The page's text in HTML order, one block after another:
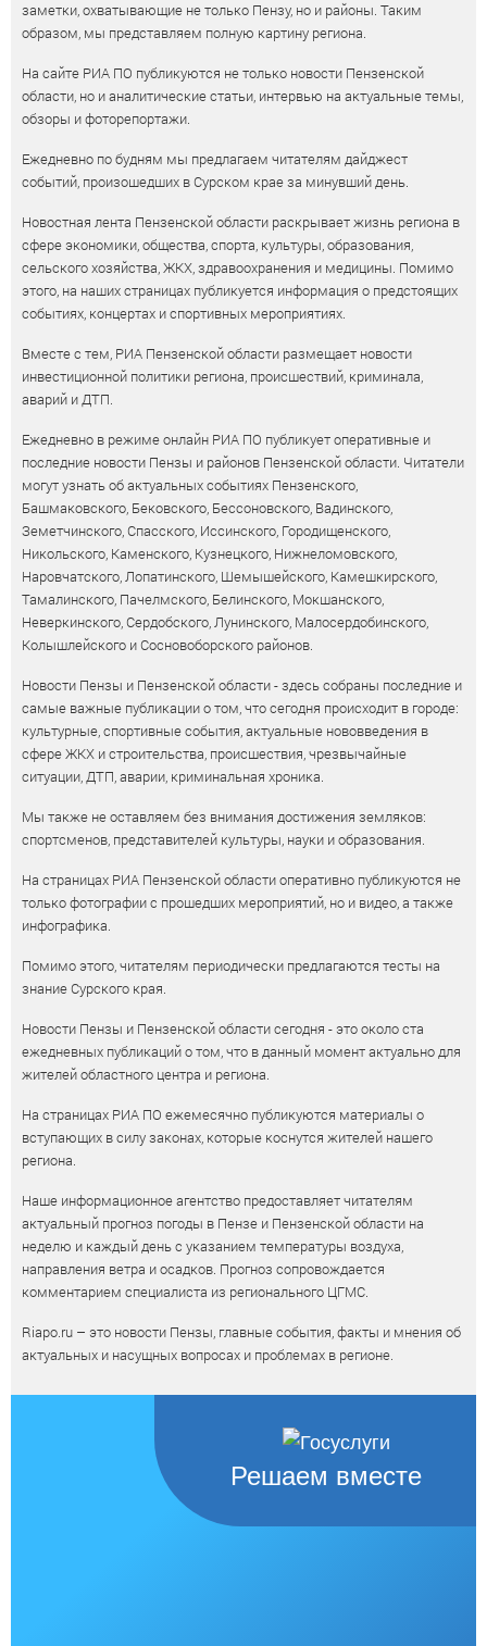
заметки, охватывающие не только Пензу, но и районы. Таким
образом, мы представляем полную картину региона.
На сайте РИА ПО публикуются не только новости Пензенской
области, но и аналитические статьи, интервью на актуальные темы,
обзоры и фоторепортажи.
Ежедневно по будням мы предлагаем читателям дайджест
событий, произошедших в Сурском крае за минувший день.
Новостная лента Пензенской области раскрывает жизнь региона в
сфере экономики, общества, спорта, культуры, образования,
сельского хозяйства, ЖКХ, здравоохранения и медицины. Помимо
этого, на наших страницах публикуется информация о предстоящих
событиях, концертах и спортивных мероприятиях.
Вместе с тем, РИА Пензенской области размещает новости
инвестиционной политики региона, происшествий, криминала,
аварий и ДТП.
Ежедневно в режиме онлайн РИА ПО публикует оперативные и
последние новости Пензы и районов Пензенской области. Читатели
могут узнать об актуальных событиях Пензенского,
Башмаковского, Бековского, Бессоновского, Вадинского,
Земетчинского, Спасского, Иссинского, Городищенского,
Никольского, Каменского, Кузнецкого, Нижнеломовского,
Наровчатского, Лопатинского, Шемышейского, Камешкирского,
Тамалинского, Пачелмского, Белинского, Мокшанского,
Неверкинского, Сердобского, Лунинского, Малосердобинского,
Колышлейского и Сосновоборского районов.
Новости Пензы и Пензенской области - здесь собраны последние и
самые важные публикации о том, что сегодня происходит в городе:
культурные, спортивные события, актуальные нововведения в
сфере ЖКХ и строительства, происшествия, чрезвычайные
ситуации, ДТП, аварии, криминальная хроника.
Мы также не оставляем без внимания достижения земляков:
спортсменов, представителей культуры, науки и образования.
На страницах РИА Пензенской области оперативно публикуются не
только фотографии с прошедших мероприятий, но и видео, а также
инфографика.
Помимо этого, читателям периодически предлагаются тесты на
знание Сурского края.
Новости Пензы и Пензенской области сегодня - это около ста
ежедневных публикаций о том, что в данный момент актуально для
жителей областного центра и региона.
На страницах РИА ПО ежемесячно публикуются материалы о
вступающих в силу законах, которые коснутся жителей нашего
региона.
Наше информационное агентство предоставляет читателям
актуальный прогноз погоды в Пензе и Пензенской области на
неделю и каждый день с указанием температуры воздуха,
направления ветра и осадков. Прогноз сопровождается
комментарием специалиста из регионального ЦГМС.
Riapo.ru – это новости Пензы, главные события, факты и мнения об
актуальных и насущных вопросах и проблемах в регионе.
Решаем вместе